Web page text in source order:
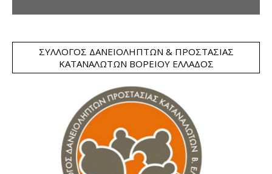
ΣΎΛΛΟΓΟΣ ΔΑΝΕΙΟΛΗΠΤΏΝ & ΠΡΟΣΤΑΣΊΑΣ
ΚΑΤΑΝΑΛΩΤΏΝ ΒΟΡΕΊΟΥ ΕΛΛΆΔΟΣ